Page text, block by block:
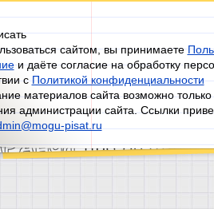
сайтом, вы принимаете
и даёте согласие на обработку
сПолитикой конфиденциальности
материалов сайта возможно
администрации сайта. Ссылки
pisat.ru